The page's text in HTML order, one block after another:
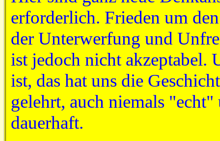
erforderlich. Frieden um
der Unterwerfung und
ist jedoch nicht akzeptabel.
ist, das hat uns die
gelehrt, auch niemals "echt"
dauerhaft.